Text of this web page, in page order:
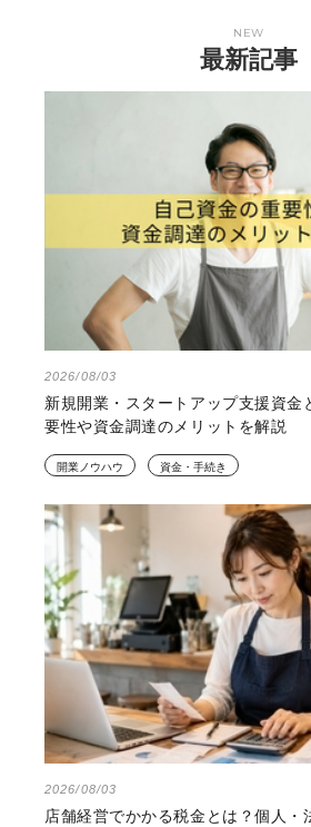
NEW
最新記事
2026/08/03
新規開業・スタートアップ支援資金
要性や資金調達のメリットを解説
開業ノウハウ 資金・手続き
2026/08/03
店舗経営でかかる税金とは？個人・